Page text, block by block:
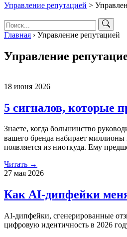
Управление репутацией >
Главная › Управление репутацией
Управление
18 июня 2026
5 сигналов, которые
Знаете, когда большинство
вашего бренда набирает миллионы
появляется из ниоткуда. Ему
Читать →
27 мая 2026
Как AI-дипфейки
AI-дипфейки, сгенерированные
цифровую идентичность в 2026